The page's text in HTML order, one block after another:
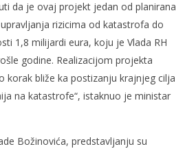
da je ovaj projekt jedan od planirana
rizicima od katastrofa do
1,8 milijardi eura, koju je Vlada RH
godine. Realizacijom projekta
korak bliže ka postizanju krajnjeg cilja
na katastrofe“, istaknuo je ministar
Božinovića, predstavljanju su